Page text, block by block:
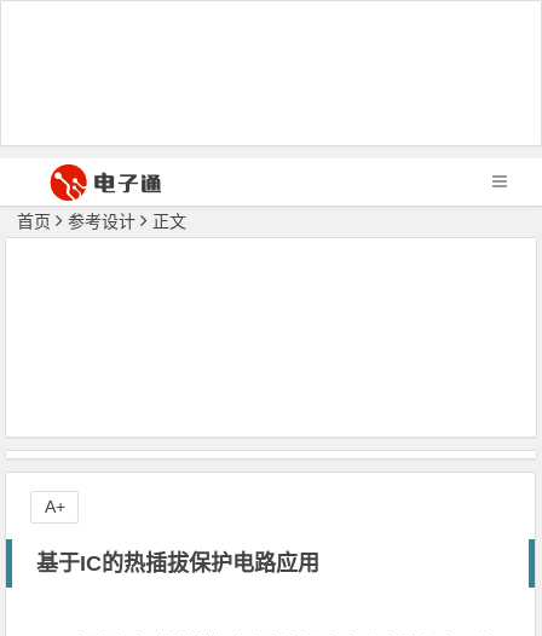
首页 参考设计 正文
基于IC的热插拔保护电路应用
A+